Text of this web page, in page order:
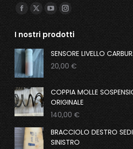
Ci puoi trovare su:
Facebook
page
opens
in
new
window
X
page
opens
in
new
window
YouTube
page
opens
in
new
window
Instagram
page
opens
in
new
window
I nostri prodotti
SENSORE LIVELLO
20,00€
COPPIA MOLLE
ORIGINALE
140,00€
BRACCIOLO DESTRO
SINISTRO